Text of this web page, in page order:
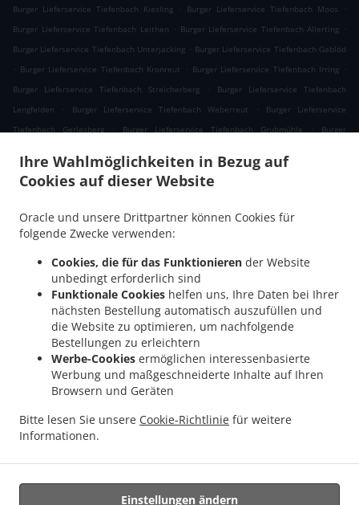
Ihre Wahlmöglichkeiten in Bezug auf
Cookies auf dieser Website
Oracle und unsere Drittpartner können Cookies für
folgende Zwecke verwenden:
Cookies, die für das Funktionieren der Website
unbedingt erforderlich sind
Funktionale Cookies helfen uns, Ihre Daten bei Ihrer
nächsten Bestellung automatisch auszufüllen und
die Website zu optimieren, um nachfolgende
Bestellungen zu erleichtern
Werbe-Cookies ermöglichen interessenbasierte
Werbung und maßgeschneiderte Inhalte auf Ihren
Browsern und Geräten
Bitte lesen Sie unsere Cookie-Richtlinie für weitere
Informationen.
Einstellungen ändern
Burger Lieferservice Tiefenbach Kiesling
. Burger Lieferservice Tiefenbach Moos
.
Burger Lieferservice Tiefenbach Leithen . Burger Lieferservice Tiefenbach Allerting .
Burger Lieferservice Tiefenbach Unterjacking . Burger Lieferservice Tiefenbach Gablöd
. Burger Lieferservice Tiefenbach Kronreut . Burger Lieferservice Tiefenbach Irring .
Burger Lieferservice Tiefenbach Streicherberg
.
Burger Lieferservice Tiefenbach
Lengfelden
. Burger Lieferservice Tiefenbach Weberreut .
Burger Lieferservice
Tiefenbach Gerlesberg
. Burger Lieferservice Tiefenbach Grubmühle .
Burger
Burger Lieferservice Tiefenbach Schmidöd
.
Burger Lieferservice Tiefenbach
Mausmühle . Burger Lieferservice Tiefenbach . Burger Lieferservice Helmbrechts
Gattern
Burger Lieferservice Öhret
Burger Lieferservice Mayrhof . Burger Lieferservice Dorf . Burger Lieferservice Grub
Burger Lieferservice Hanzing
Burger Lieferservice Entholz
Burger Lieferservice
Krennbauer-Siedlung . Burger Lieferservice Schardenberg . Burger Lieferservice Huber-
. Burger Lieferservice Amelreiching . Burger Lieferservice Haibach bei
. Burger Lieferservice Lehen . Burger Lieferservice Wühr
Lieferservice Wibling
Burger Lieferservice Windorf Gaishofen
Burger Lieferservice
. Burger Lieferservice Anzberg
Lieferservice Zwickledt